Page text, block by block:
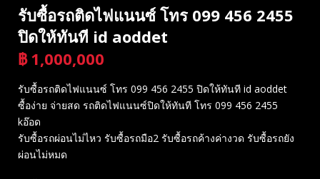
รับซื้อรถติดไฟแนนซ์ โทร 099 456 2455
ปิดให้ทันที id aoddet
฿ 1,000,000
รับซื้อรถติดไฟแนนซ์ โทร 099 456 2455 ปิดให้ทันที id aoddet
ซื้อง่าย จ่ายสด รถติดไฟแนนซ์ปิดให้ทันที โทร 099 456 2455
kอ๊อด
รับซื้อรถผ่อนไม่ไหว รับซื้อรถมือ2 รับซื้อรถค้างค่างวด รับซื้อรถยัง
ผ่อนไม่หมด